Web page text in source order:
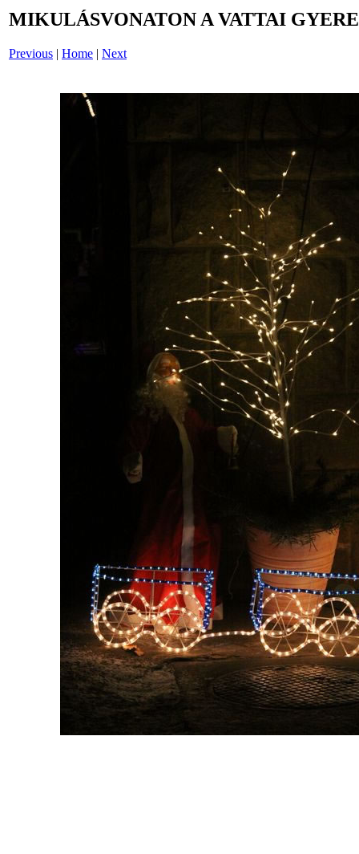
MIKULÁSVONATON A VATTAI
Previous | Home | Next